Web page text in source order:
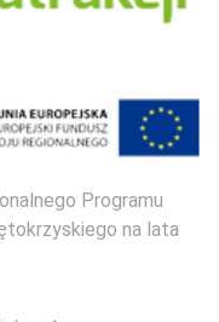
Programu
na lata